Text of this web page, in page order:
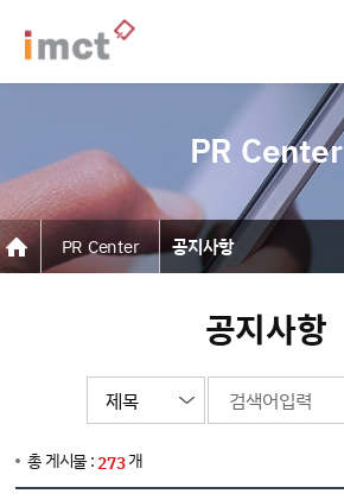
PR Center
PR Center
공지사항
언론보도
뉴스레터
고객사
공지사항
총 게시물 :273개